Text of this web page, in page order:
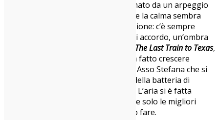
tensione, con Micah che, accompagnato da un arpeggio
gentile, ci conduce in un viaggio dove la calma sembra
prevalere su tutto. Ma non è un’illusione: c’è sempre
qualcosa di più profondo dietro ogni accordo, un’ombra
The Last Train to Texas,
un pezzo dall’incedere più deciso, ha fatto crescere
l’intensità emotiva, con le tastiere di Asso Stefana che si
sono fatte più percussive e il ritmo della batteria di
Mongardi che ha guadagnato forza. L’aria si è fatta
densa di emozioni contrastanti, come solo le migliori
ballate del folklore americano sanno fare.